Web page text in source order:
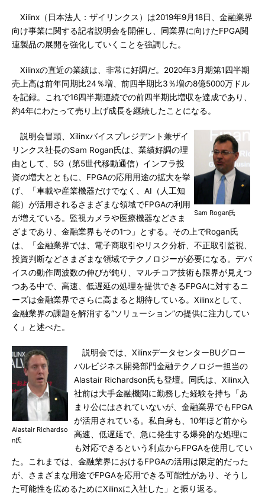
Xilinx（日本法人：ザイリンクス）は2019年9月18日、金融業界
向け事業に関する記者説明会を開催し、同業界に向けたFPGA関
連製品の展開を強化していくことを強調した。
Xilinxの直近の業績は、非常に好調だ。2020年3月期第1四半期
売上高は前年同期比24％増、前四半期比3％増の8億5000万ドル
を記録。これで16四半期連続での前四半期比増収を達成であり、
約4年にわたって売り上げ成長を継続したことになる。
Sam Rogan氏
説明会冒頭、Xilinxバイスプレジデント兼ザイ
リンクス社長のSam Rogan氏は、業績好調の理
由として、5G（第5世代移動通信）インフラ投
資の増大とともに、FPGAの応用用途の拡大を挙
げ、「車載や産業機器だけでなく、AI（人工知
能）が活用されるさまざまな領域でFPGAの利用
が増えている。監視カメラや医療機器などさま
ざまであり、金融業界もその1つ」とする。その上でRogan氏
は、「金融業界では、電子商取引やリスク分析、不正取引監視、
投資判断などさまざまな領域でテクノロジーが必要になる。デバ
イスの動作周波数の伸びが鈍り、マルチコア技術も限界が見えつ
つある中で、高速、低遅延の処理を提供できるFPGAに対するニ
ーズは金融業界でさらに高まると期待している。Xilinxとして、
金融業界の課題を解消する“ソリューション”の提供に注力してい
く」と述べた。
Alastair Richardso
n氏
説明会では、XilinxデータセンターBUグロー
バルビジネス開発部門金融テクノロジー担当の
Alastair Richardson氏も登壇。同氏は、Xilinx入
社前は大手金融機関に勤務した経験を持ち「あ
まり公にはされていないが、金融業界でもFPGA
が活用されている。私自身も、10年ほど前から
高速、低遅延で、急に発生する爆発的な処理に
も対応できるという利点からFPGAを使用してい
た。これまでは、金融業界におけるFPGAの活用は限定的だった
が、さまざまな用途でFPGAを応用できる可能性があり、そうし
た可能性を広めるためにXilinxに入社した」と振り返る。